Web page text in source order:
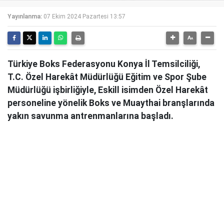
Yayınlanma: 07 Ekim 2024 Pazartesi 13:57
Türkiye Boks Federasyonu Konya İl Temsilciliği,
T.C. Özel Harekât Müdürlüğü Eğitim ve Spor Şube
Müdürlüğü işbirliğiyle, Eskill isimden Özel Harekât
personeline yönelik Boks ve Muaythai branşlarında
yakın savunma antrenmanlarına başladı.